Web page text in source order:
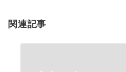
ン
関連記事